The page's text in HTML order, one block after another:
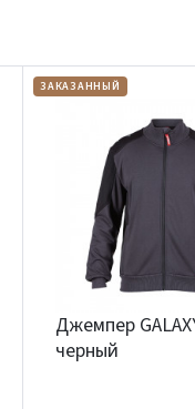
ЗАКАЗАННЫЙ
Джемпер
черный